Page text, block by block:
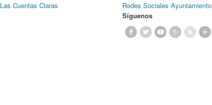
Las Cuentas Claras
Redes Sociales Ayuntamiento
Síguenos